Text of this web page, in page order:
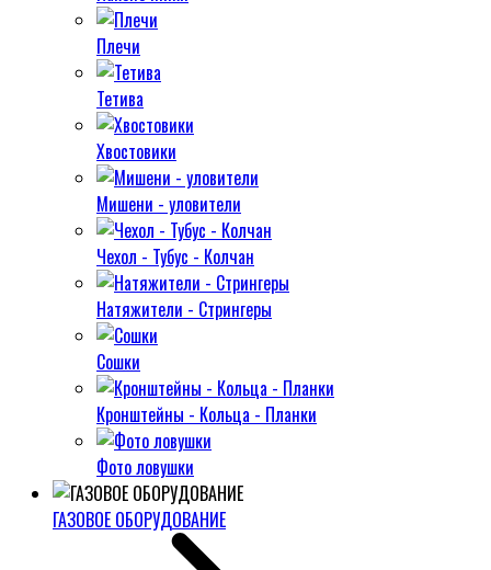
Плечи
Тетива
Хвостовики
Мишени - уловители
Чехол - Тубус - Колчан
Натяжители - Стрингеры
Сошки
Кронштейны - Кольца - Планки
Фото ловушки
ГАЗОВОЕ ОБОРУДОВАНИЕ